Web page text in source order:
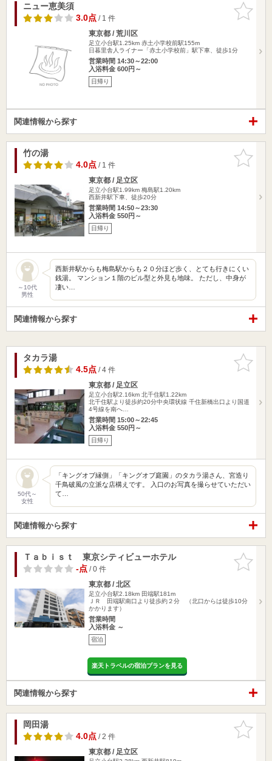
お気に入
りに追加
ニュー恵美須
3.0点/ 1 件
東京都 / 荒川区
足立小台駅1.25km 赤土小学校前駅155m
日暮里舎人ライナー「赤土小学校前」駅下車、徒歩1分
営業時間 14:30～22:00
入浴料金 600円～
日帰り
関連情報から探す
お気に入
りに追加
竹の湯
4.0点/ 1 件
東京都 / 足立区
足立小台駅1.99km 梅島駅1.20km
西新井駅下車、徒歩20分
営業時間 14:50～23:30
入浴料金 550円～
日帰り
～10代
男性
西新井駅からも梅島駅からも２０分ほど歩く、とても行きにくい
銭湯。 マンション１階のビル型と外見も地味。 ただし、中身が
凄い…
関連情報から探す
お気に入
りに追加
タカラ湯
4.5点/ 4 件
東京都 / 足立区
足立小台駅2.16km 北千住駅1.22km
北千住駅より徒歩約20分中央環状線 千住新橋出口より国道
4号線を南へ…
営業時間 15:00～22:45
入浴料金 550円～
日帰り
50代～
女性
「キングオブ縁側」「キングオブ庭園」のタカラ湯さん、宮造り
千鳥破風の立派な店構えです。 入口のお写真を撮らせていただい
て…
関連情報から探す
お気に入
りに追加
Ｔａｂｉｓｔ 東京シティビューホテル
-点/ 0 件
東京都 / 北区
足立小台駅2.18km 田端駅181m
ＪＲ 田端駅南口より徒歩約２分 （北口からは徒歩10分
かかります）
営業時間
入浴料金 ～
宿泊
楽天トラベルの宿泊プランを見る
関連情報から探す
お気に入
りに追加
岡田湯
4.0点/ 2 件
東京都 / 足立区